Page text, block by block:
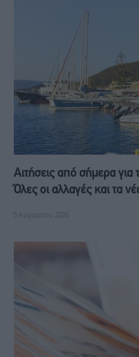
Αιτήσεις από σήμερα
Όλες οι αλλαγές και τα
5 Αυγούστου, 2026